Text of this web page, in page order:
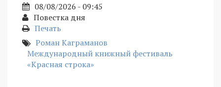
08/08/2026 - 09:45
Повестка дня
Печать
Роман Каграманов
Международный книжный фестиваль
«Красная строка»